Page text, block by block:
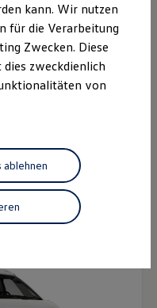
für Privatkunden
für Gewerbekunden
kann. Wir nutzen
für die Verarbeitung
Zwecken. Diese
zweckdienlich
von
ablehnen